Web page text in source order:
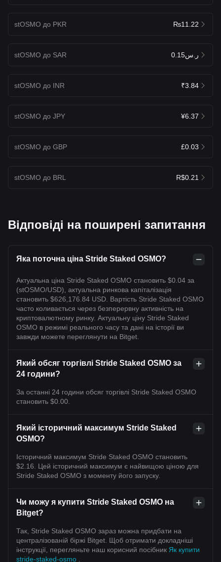
stOSMO до PKR ₨11.22
stOSMO до SAR ر.س0.15
stOSMO до INR ₹3.84
stOSMO до JPY ¥6.37
stOSMO до GBP £0.03
stOSMO до BRL R$0.21
Відповіді на поширені запитання
Яка поточна ціна Stride Staked OSMO?
Актуальна ціна Stride Staked OSMO становить $0.04 за
(stOSMO/USD), актуальна ринкова капіталізація
становить $626,176.84 USD. Вартість Stride Staked OSMO
часто коливається через безперервну активність на
криптовалютному ринку. Актуальну ціну Stride Staked
OSMO в режимі реального часу та дані на історії ви
завжди можете переглянути на Bitget.
Який обсяг торгівлі Stride Staked OSMO за
24 години?
За останні 24 години обсяг торгівлі Stride Staked OSMO
становить $0.00.
Який історичний максимум Stride Staked
OSMO?
Історичний максимум Stride Staked OSMO становить
$2.16. Цей історичний максимум є найвищою ціною для
Stride Staked OSMO з моменту його запуску.
Чи можу я купити Stride Staked OSMO на
Bitget?
Так, Stride Staked OSMO зараз можна придбати на
централізованій біржі Bitget. Щоб отримати докладніші
інструкції, перегляньте наш корисний посібник Як купити
stride-staked-osmo